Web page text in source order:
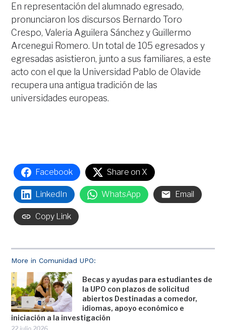
More in Comunidad UPO:
Becas y ayudas para estudiantes de
la UPO con plazos de solicitud
abiertos Destinadas a comedor,
idiomas, apoyo económico e
iniciación a la investigación
En representación del alumnado egresado,
pronunciaron los discursos Bernardo Toro
Crespo, Valeria Aguilera Sánchez y Guillermo
Arcenegui Romero. Un total de 105 egresados y
egresadas asistieron, junto a sus familiares, a este
acto con el que la Universidad Pablo de Olavide
recupera una antigua tradición de las
universidades europeas.
Facebook Share on X
LinkedIn WhatsApp Email
Copy Link